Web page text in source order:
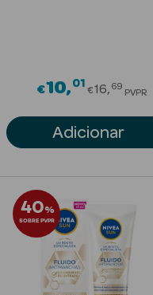
- Beauty
€10 01Price
€16 69
PVPR
Adicionar
40%
SOBRE PVPR